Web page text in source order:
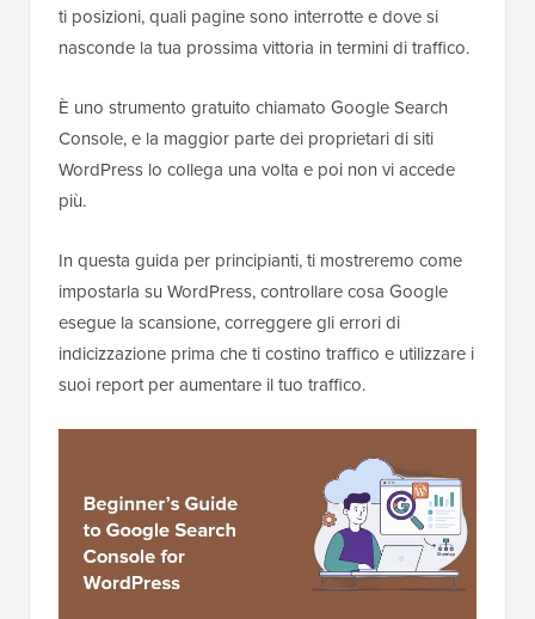
ti posizioni, quali pagine sono interrotte e dove si
nasconde la tua prossima vittoria in termini di traffico.
È uno strumento gratuito chiamato Google Search
Console, e la maggior parte dei proprietari di siti
WordPress lo collega una volta e poi non vi accede
più.
In questa guida per principianti, ti mostreremo come
impostarla su WordPress, controllare cosa Google
esegue la scansione, correggere gli errori di
indicizzazione prima che ti costino traffico e utilizzare i
suoi report per aumentare il tuo traffico.